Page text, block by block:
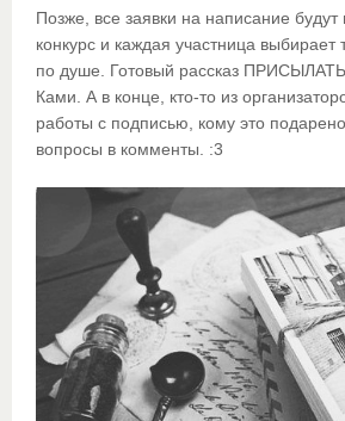
Позже, все заявки на написание
конкурс и каждая участница выбирает
по душе. Готовый рассказ
Ками. А в конце, кто-то из
работы с подписью, кому это
вопросы в комменты. :3